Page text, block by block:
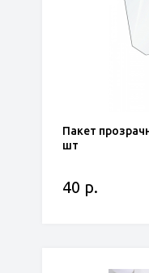
Пакет
шт
40 р.